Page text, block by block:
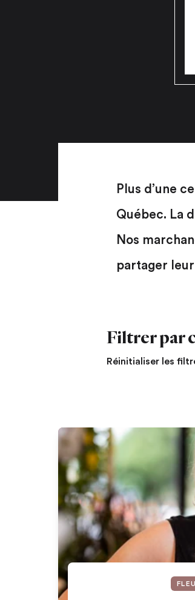
Plus d’une
Québec. La
Nos
partager
Filtrer par
Réinitialiser les